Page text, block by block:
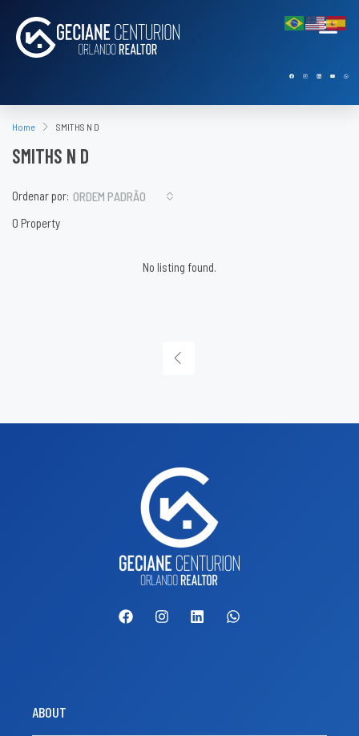
Home SMITHS N D
SMITHS N D
0 Property
Ordenar por: ORDEM PADRÃO
No listing found.
ABOUT